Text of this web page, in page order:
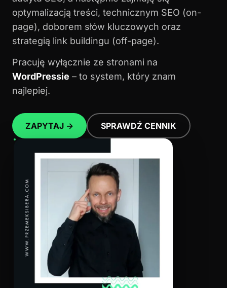
optymalizacją treści, technicznym SEO (on-
page), doborem słów kluczowych oraz
strategią link buildingu (off-page).
Pracuję wyłącznie ze stronami na
WordPressie – to system, który znam
najlepiej.
ZAPYTAJ → SPRAWDŹ CENNIK